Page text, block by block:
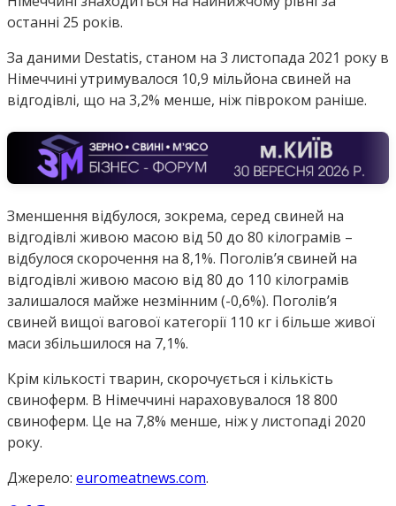
останні 25 років.
За даними Destatis, станом на 3 листопада 2021 року в
Німеччині утримувалося 10,9 мільйона свиней на
відгодівлі, що на 3,2% менше, ніж півроком раніше.
Зменшення відбулося, зокрема, серед свиней на
відгодівлі живою масою від 50 до 80 кілограмів –
відбулося скорочення на 8,1%. Поголів’я свиней на
відгодівлі живою масою від 80 до 110 кілограмів
залишалося майже незмінним (-0,6%). Поголів’я
свиней вищої вагової категорії 110 кг і більше живої
маси збільшилося на 7,1%.
Крім кількості тварин, скорочується і кількість
свиноферм. В Німеччині нараховувалося 18 800
свиноферм. Це на 7,8% менше, ніж у листопаді 2020
року.
Джерело: euromeatnews.com.